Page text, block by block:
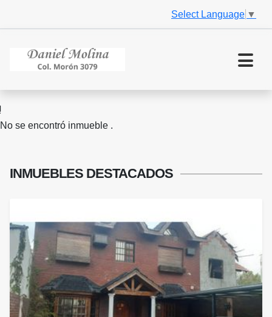
Select Language ▼
No se encontró inmueble .
INMUEBLES DESTACADOS